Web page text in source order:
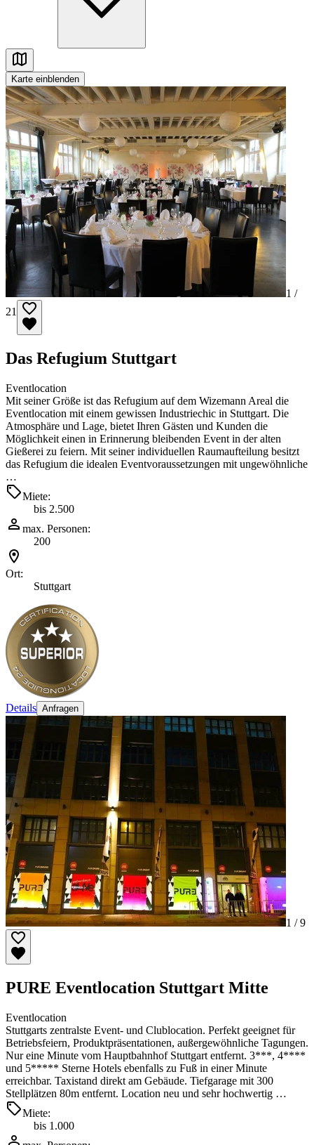
Karte einblenden
1 /
21
Das Refugium Stuttgart
Eventlocation
Mit seiner Größe ist das Refugium auf dem Wizemann Areal die
Eventlocation mit einem gewissen Industriechic in Stuttgart. Die
Atmosphäre und Lage, bietet Ihren Gästen und Kunden die
Möglichkeit einen in Erinnerung bleibenden Event in der alten
Gießerei zu feiern. Mit seiner individuellen Raumaufteilung besitzt
das Refugium die idealen Eventvoraussetzungen mit ungewöhnliche
…
Miete:
bis 2.500
max. Personen:
200
Ort:
Stuttgart
Details Anfragen
1 /9
PURE Eventlocation Stuttgart Mitte
Eventlocation
Stuttgarts zentralste Event- und Clublocation. Perfekt geeignet für
Betriebsfeiern, Produktpräsentationen, außergewöhnliche Tagungen.
Nur eine Minute vom Hauptbahnhof Stuttgart entfernt. 3***, 4****
und 5***** Sterne Hotels ebenfalls zu Fuß in einer Minute
erreichbar. Taxistand direkt am Gebäude. Tiefgarage mit 300
Stellplätzen 80m entfernt. Location neu und sehr hochwertig …
Miete:
bis 1.000